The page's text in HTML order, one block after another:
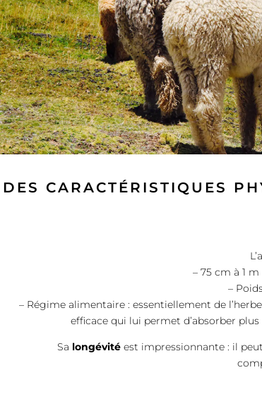
DES CARACTÉRISTIQUES
– 75 cm à 1
–
– Régime alimentaire : essentiellement de
efficace qui lui permet d’absorber
Sa longévitéest impressionnante : il